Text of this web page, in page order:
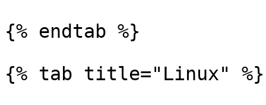
{% endtab %}
{% tab title="Linux" %}